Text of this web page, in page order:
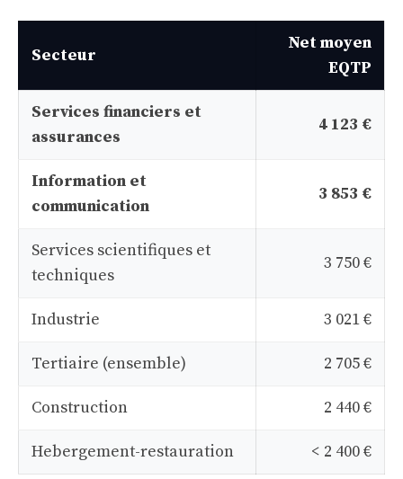
Secteur
Net moyen
EQTP
Services financiers et
assurances
4 123 €
Information et
communication
3 853 €
Services scientifiques et
techniques
3 750 €
Industrie 3 021 €
Tertiaire (ensemble) 2 705 €
Construction 2 440 €
Hebergement-restauration < 2 400 €